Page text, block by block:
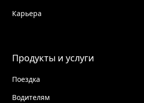
Карьера
Продукты и услуги
Поездка
Водителям